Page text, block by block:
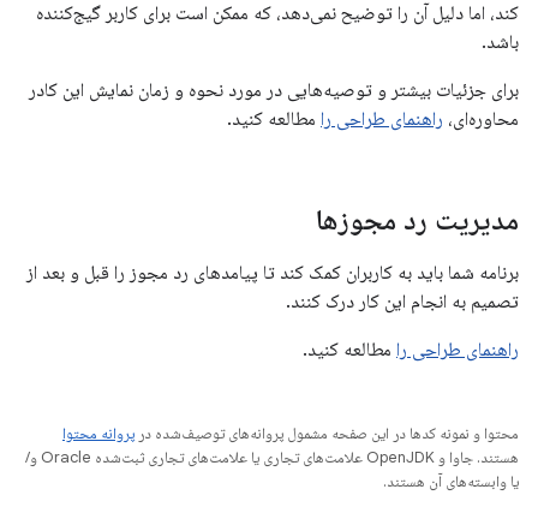
کند، اما دلیل آن را توضیح نمی‌دهد، که ممکن است برای کاربر گیج‌کننده
باشد.
برای جزئیات بیشتر و توصیه‌هایی در مورد نحوه و زمان نمایش این کادر
محاوره‌ای، راهنمای طراحی را مطالعه کنید.
مدیریت رد مجوزها
برنامه شما باید به کاربران کمک کند تا پیامدهای رد مجوز را قبل و بعد از
تصمیم به انجام این کار درک کنند.
راهنمای طراحی را مطالعه کنید.
محتوا و نمونه کدها در این صفحه مشمول پروانه‌های توصیف‌شده در پروانه محتوا
هستند. جاوا و OpenJDK علامت‌های تجاری یا علامت‌های تجاری ثبت‌شده Oracle و/
یا وابسته‌های آن هستند.